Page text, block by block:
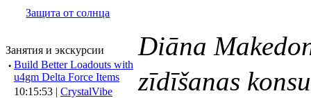
Защита от солнца
Занятия и экскурсии
· Build Better Loadouts with
u4gm Delta Force Items
10:15:53 | CrystalVibe
Diāna
zīdīšanas